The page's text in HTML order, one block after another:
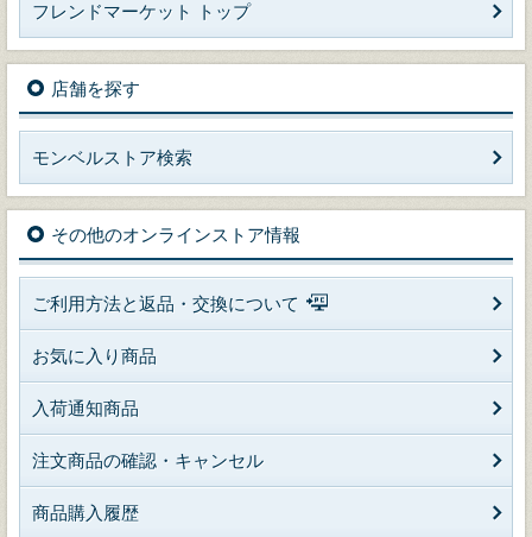
フレンドマーケット トップ
店舗を探す
モンベルストア検索
その他のオンラインストア情報
ご利用方法と返品・交換について
お気に入り商品
入荷通知商品
注文商品の確認・キャンセル
商品購入履歴